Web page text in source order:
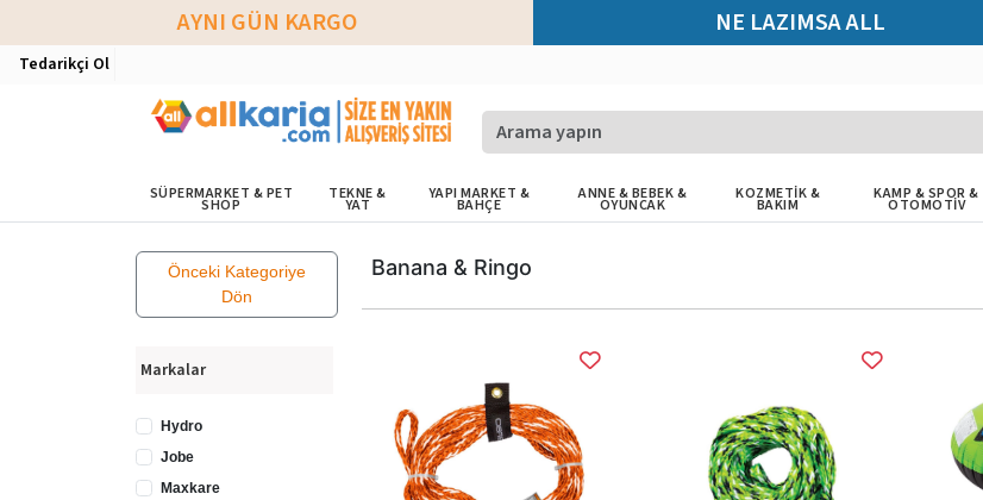
AYNI GÜN KARGO NE LAZIMSA ALL
Tedarikçi Ol
SÜPERMARKET & PET
SHOP
TEKNE &
YAT
YAPI MARKET &
BAHÇE
ANNE & BEBEK &
OYUNCAK
KOZMETİK &
BAKIM
KAMP & SPOR &
OTOMOTİV
Önceki Kategoriye
Dön
Markalar
Hydro
Jobe
Maxkare
Banana & Ringo